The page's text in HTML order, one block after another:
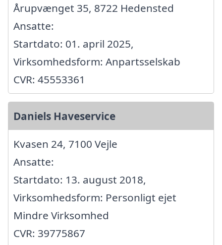
Årupvænget 35, 8722 Hedensted
Ansatte:
Startdato: 01. april 2025,
Virksomhedsform: Anpartsselskab
CVR: 45553361
Daniels Haveservice
Kvasen 24, 7100 Vejle
Ansatte:
Startdato: 13. august 2018,
Virksomhedsform: Personligt ejet
Mindre Virksomhed
CVR: 39775867